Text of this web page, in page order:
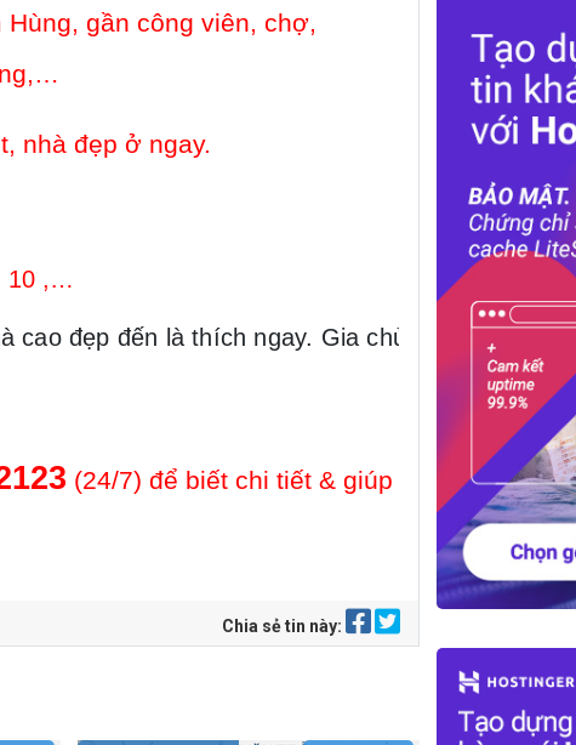
Hùng, gần công viên, chợ,
nhà đẹp ở ngay.
10 ,…
cao đẹp đến là thích ngay. Gia chủ ở lâu đời từ
(24/7) để biết chi tiết & giúp
Chia sẻ tin này: